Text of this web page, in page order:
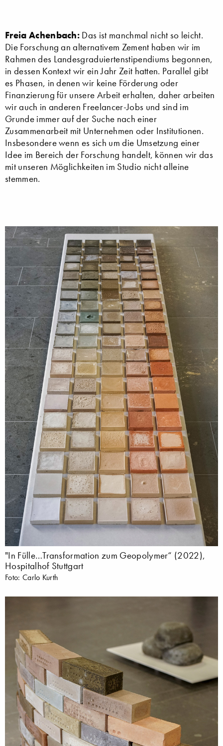
Freia Achenbach: Das ist manchmal nicht so leicht.
Die Forschung an alternativem Zement haben wir im
Rahmen des Landesgraduiertenstipendiums begonnen,
in dessen Kontext wir ein Jahr Zeit hatten. Parallel gibt
es Phasen, in denen wir keine Förderung oder
Finanzierung für unsere Arbeit erhalten, daher arbeiten
wir auch in anderen Freelancer-Jobs und sind im
Grunde immer auf der Suche nach einer
Zusammenarbeit mit Unternehmen oder Institutionen.
Insbesondere wenn es sich um die Umsetzung einer
Idee im Bereich der Forschung handelt, können wir das
mit unseren Möglichkeiten im Studio nicht alleine
stemmen.
"In Fülle…Transformation zum Geopolymer“ (2022),
Hospitalhof Stuttgart
Foto: Carlo Kurth